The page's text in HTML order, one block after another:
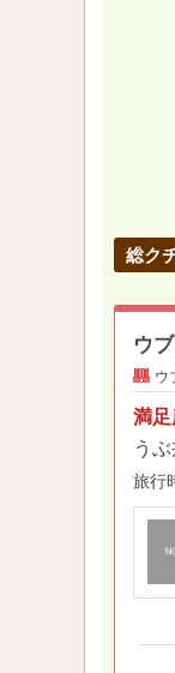
総ク
ウ
ウ
満足
う
旅行